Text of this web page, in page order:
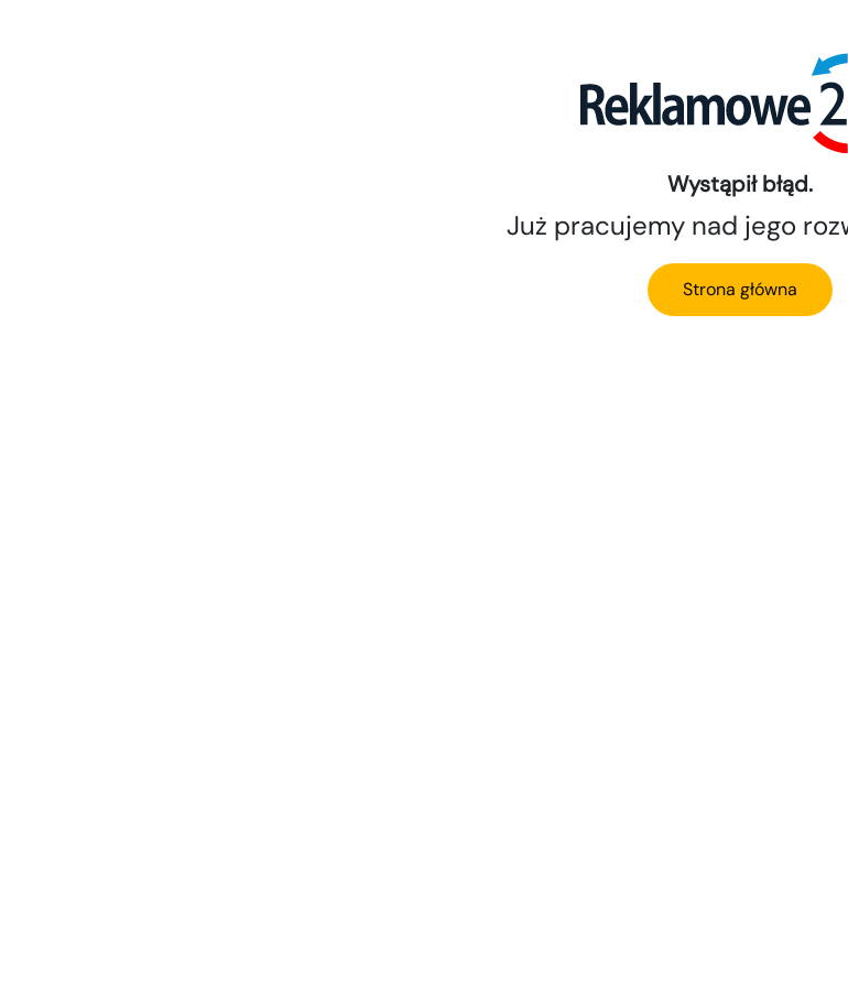
Wystąpił błąd.
Już pracujemy nad jego
Strona główna